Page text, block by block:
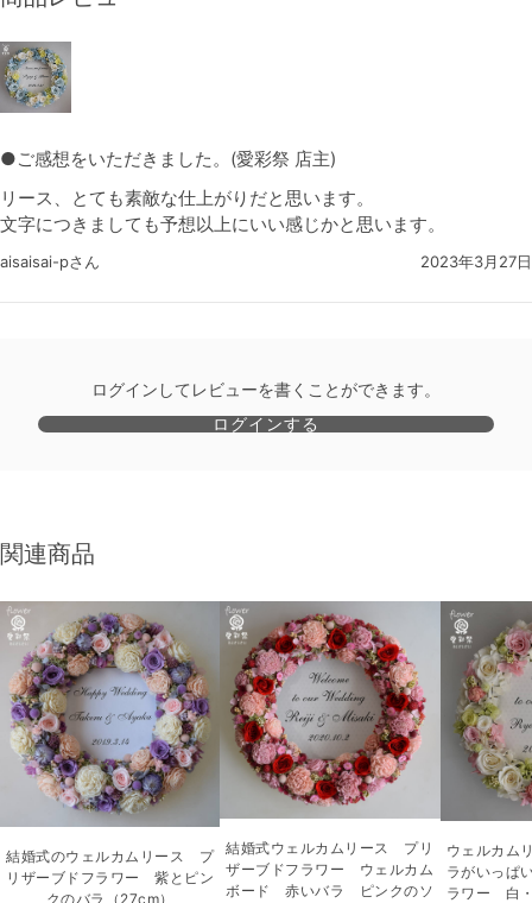
●ご感想をいただきました。(愛彩祭 店主)
リース、とても素敵な仕上がりだと思います。
文字につきましても予想以上にいい感じかと思います。
aisaisai-pさん 2023年3月27日
ログインしてレビューを書くことができます。
ログインする
関連商品
結婚式のウェルカムリース プ
リザーブドフラワー 紫とピン
クのバラ（27cm）
結婚式ウェルカムリース プリ
ザーブドフラワー ウェルカム
ボード 赤いバラ ピンクのソ
ウェルカ
ラがいっぱ
ラワー 白